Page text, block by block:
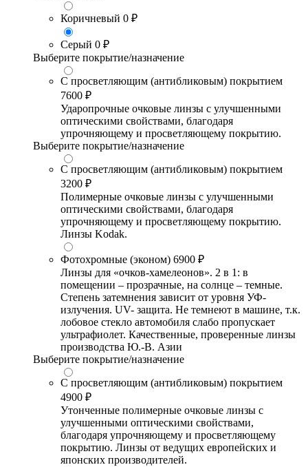
Коричневый 0 ₽
Серый 0 ₽
Выберите покрытие/назначение
С просветляющим (антибликовым) покрытием
7600 ₽
Ударопрочные очковые линзы с улучшенными
оптическими свойствами, благодаря
упрочняющему и просветляющему покрытию.
Выберите покрытие/назначение
С просветляющим (антибликовым) покрытием
3200 ₽
Полимерные очковые линзы с улучшенными
оптическими свойствами, благодаря
упрочняющему и просветляющему покрытию.
Линзы Kodak.
Фотохромные (эконом) 6900 ₽
Линзы для «очков-хамелеонов». 2 в 1: в
помещении – прозрачные, на солнце – темные.
Степень затемнения зависит от уровня УФ-
излучения. UV- защита. Не темнеют в машине, т.к.
лобовое стекло автомобиля слабо пропускает
ультрафиолет. Качественные, проверенные линзы
производства Ю.-В. Азии
Выберите покрытие/назначение
С просветляющим (антибликовым) покрытием
4900 ₽
Утонченные полимерные очковые линзы с
улучшенными оптическими свойствами,
благодаря упрочняющему и просветляющему
покрытию. Линзы от ведущих европейских и
японских производителей.